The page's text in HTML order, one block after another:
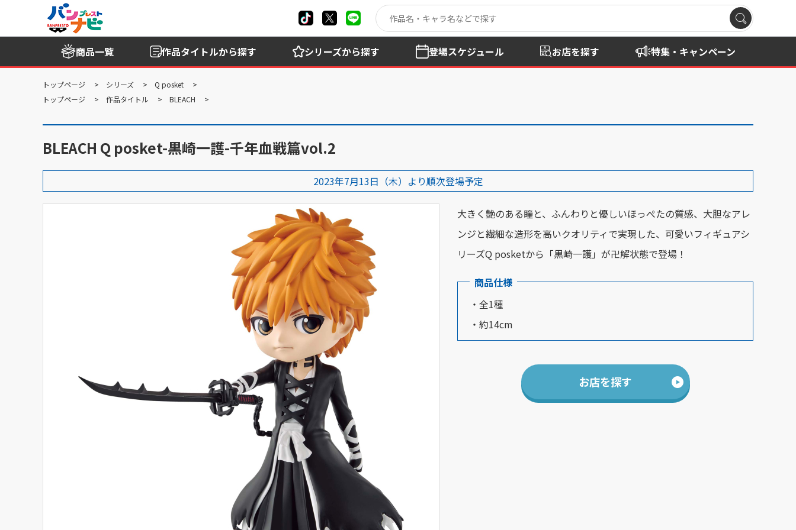
商品一覧 作品タイトルから探す シリーズから探す 登場スケジュール お店を探す 特集・キャンペーン
トップページ シリーズ
Q posket
トップページ
作品タイトル BLEACH
BLEACH Q posket-黒崎一護-千年血戦篇vol.2
2023年7月13日（木）より順次登場予定
大きく艶のある瞳と、ふんわりと優しいほっぺたの質感、大胆なアレ
ンジと繊細な造形を高いクオリティで実現した、可愛いフィギュアシ
リーズQ posketから「黒崎一護」が卍解状態で登場！
商品仕様
・全1種
・約14cm
お店を探す